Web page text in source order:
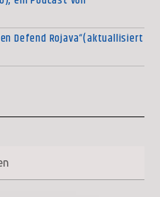
Defend Rojava“(aktuallisiert